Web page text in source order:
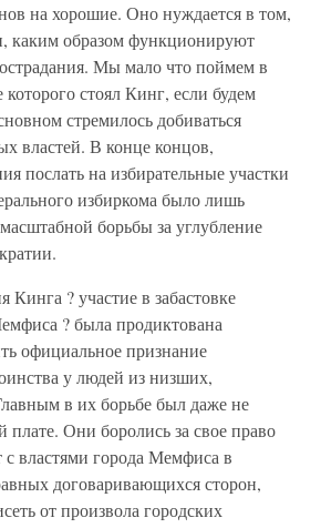
на хорошие. Оно нуждается в том,
каким образом функционируют
Мы мало что поймем в
стоял Кинг, если будем
стремилось добиваться
властей. В конце концов,
послать на избирательные участки
избиркома было лишь
борьбы за углубление
Кинга ? участие в забастовке
? была продиктована
официальное признание
у людей из низших,
в их борьбе был даже не
плате. Они боролись за свое право
с властями города Мемфиса в
договаривающихся сторон,
от произвола городских